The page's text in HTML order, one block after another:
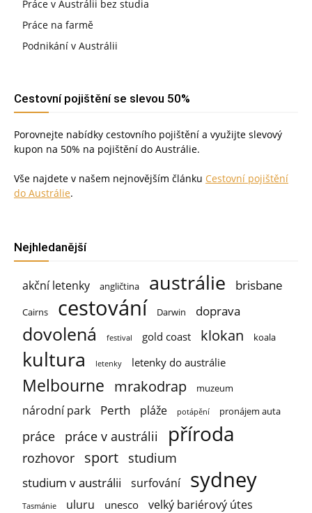
Práce v Austrálii bez studia
Práce na farmě
Podnikání v Austrálii
Cestovní pojištění se slevou 50%
Porovnejte nabídky cestovního pojištění a využijte slevový
kupon na 50% na pojištění do Austrálie.
Vše najdete v našem nejnovějším článku Cestovní pojištění
do Austrálie.
Nejhledanější
akční letenky angličtina austrálie brisbane
Cairns cestování Darwin doprava
dovolená festival gold coast klokan koala
kultura letenky letenky do austrálie
Melbourne mrakodrap muzeum
národní park Perth pláže potápění pronájem auta
práce práce v austrálii příroda
rozhovor sport studium
studium v austrálii surfování sydney
Tasmánie uluru unesco velký bariérový útes